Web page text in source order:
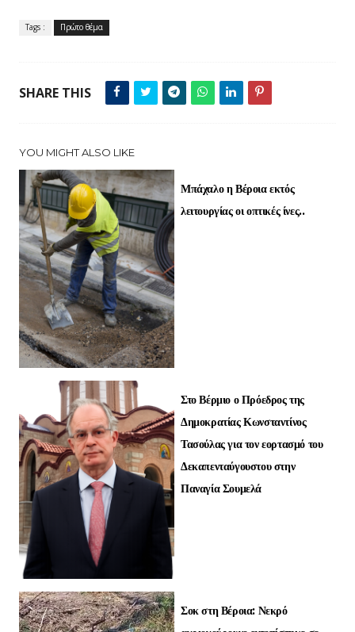
Tags : Πρώτο θέμα
SHARE THIS
YOU MIGHT ALSO LIKE
Μπάχαλο η Βέροια εκτός
λειτουργίας οι οπτικές ίνες..
Στο Βέρμιο ο Πρόεδρος της
Δημοκρατίας Κωνσταντίνος
Τασούλας για τον εορτασμό του
Δεκαπενταύγουστου στην
Παναγία Σουμελά
Σοκ στη Βέροια: Νεκρό